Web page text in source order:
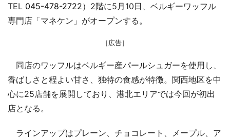
TEL 045-478-2722）2階に5月10日、ベルギーワッフル
専門店「マネケン」がオープンする。
［広告］
同店のワッフルはベルギー産パールシュガーを使用し、
香ばしさと程よい甘さ、独特の食感が特徴。関西地区を中
心に25店舗を展開しており、港北エリアでは今回が初出
店となる。
ラインアップはプレーン、チョコレート、メープル、ア